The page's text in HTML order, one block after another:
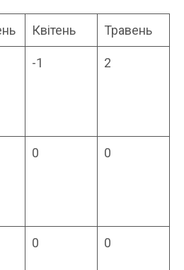
Квітень Травень
-1 2
0 0
0 0